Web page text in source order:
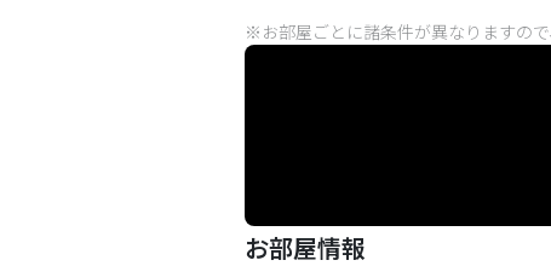
※お部屋ごとに諸条件が異なりますの
お部屋情報